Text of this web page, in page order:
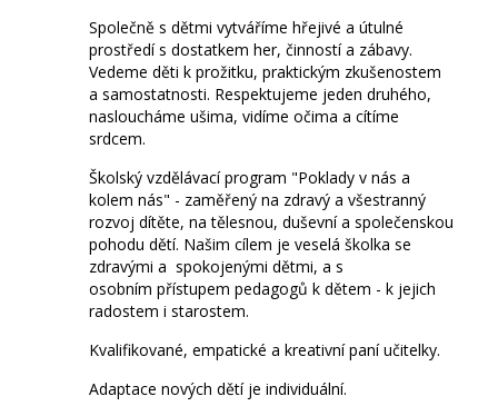
Společně s dětmi vytváříme hřejivé a útulné
prostředí s dostatkem her, činností a zábavy.
Vedeme děti k prožitku, praktickým zkušenostem
a samostatnosti. Respektujeme jeden druhého,
nasloucháme ušima, vidíme očima a cítíme
srdcem.
Školský vzdělávací program "Poklady v nás a
kolem nás" - zaměřený na zdravý a všestranný
rozvoj dítěte, na tělesnou, duševní a společenskou
pohodu dětí. Našim cílem je veselá školka se
zdravými a spokojenými dětmi, a s
osobním přístupem pedagogů k dětem - k jejich
radostem i starostem.
Kvalifikované, empatické a kreativní paní učitelky.
Adaptace nových dětí je individuální.